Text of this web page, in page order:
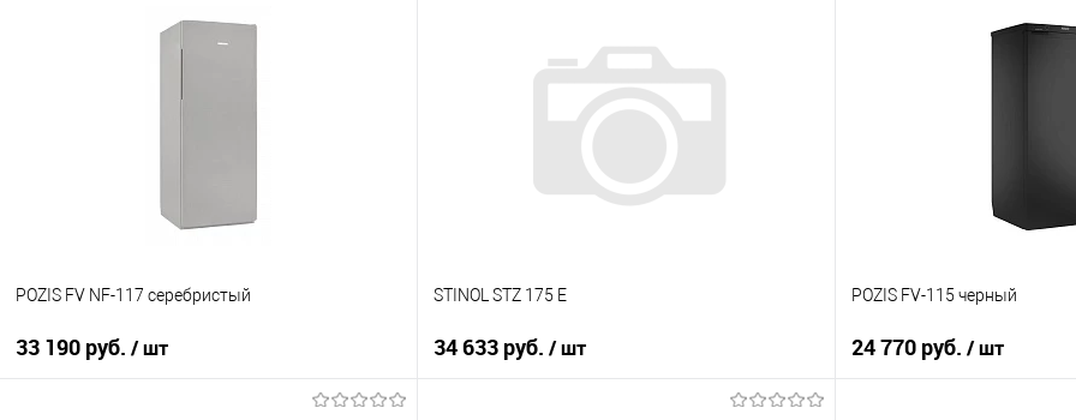
POZIS FV NF-117 серебристый
33 190 руб. / шт
STINOL STZ 175 E
34 633 руб. / шт
POZIS FV-115 черный
24 770 руб. / шт